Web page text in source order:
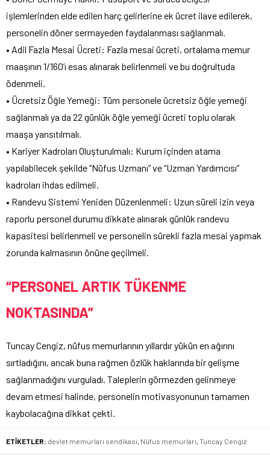
işlemlerinden elde edilen harç gelirlerine ek ücret ilave edilerek,
personelin döner sermayeden faydalanması sağlanmalı.
• Adil Fazla Mesai Ücreti: Fazla mesai ücreti, ortalama memur
maaşının 1/160’ı esas alınarak belirlenmeli ve bu doğrultuda
ödenmeli.
• Ücretsiz Öğle Yemeği: Tüm personele ücretsiz öğle yemeği
sağlanmalı ya da 22 günlük öğle yemeği ücreti toplu olarak
maaşa yansıtılmalı.
• Kariyer Kadroları Oluşturulmalı: Kurum içinden atama
yapılabilecek şekilde “Nüfus Uzmanı” ve “Uzman Yardımcısı”
kadroları ihdas edilmeli.
• Randevu Sistemi Yeniden Düzenlenmeli: Uzun süreli izin veya
raporlu personel durumu dikkate alınarak günlük randevu
kapasitesi belirlenmeli ve personelin sürekli fazla mesai yapmak
zorunda kalmasının önüne geçilmeli.
“PERSONEL ARTIK TÜKENME
NOKTASINDA”
Tuncay Cengiz, nüfus memurlarının yıllardır yükün en ağırını
sırtladığını, ancak buna rağmen özlük haklarında bir gelişme
sağlanmadığını vurguladı. Taleplerin görmezden gelinmeye
devam etmesi halinde, personelin motivasyonunun tamamen
kaybolacağına dikkat çekti.
ETİKETLER: devlet memurları sendikası Nüfus memurları Tuncay Cengiz